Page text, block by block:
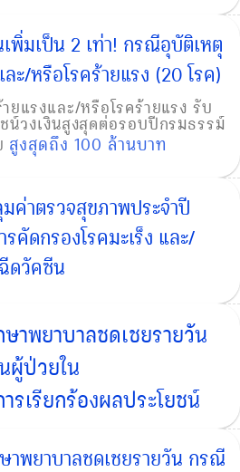
เพิ่มเป็น 2 เท่า! กรณีอุบัติเหตุ
ะ/หรือโรคร้ายแรง (20 โรค)
ยแรงและ/หรือโรคร้ายแรง รับ
น์วงเงินสูงสุดต่อรอบปีกรมธรรม์
สูงสุดถึง 100 ล้านบาท
ค่าตรวจสุขภาพประจำปี
คัดกรองโรคมะเร็ง และ/
ดวัคซีน
าพยาบาลชดเชยรายวัน
ป่วยใน
รเรียกร้องผลประโยชน์
าพยาบาลชดเชยรายวัน กรณี